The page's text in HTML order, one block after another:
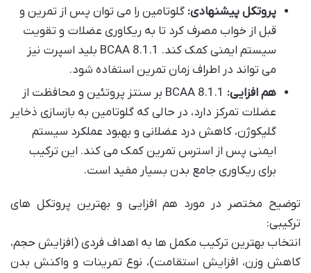
پروتکل پیشنهادی: گلوتامین را می توان پس از تمرین و
قبل از خواب مصرف کرد تا به ریکاوری عضلات و تقویت
سیستم ایمنی کمک کند. BCAA 8.1.1 بلید اسپرت نیز
می تواند در اطراف زمان تمرین استفاده شود.
هم افزایی:
BCAA 8.1.1 بر سنتز پروتئین و محافظت از
عضلات تمرکز دارد، در حالی که گلوتامین به بازسازی ذخایر
گلیکوژن، کاهش درد عضلانی و بهبود عملکرد سیستم
ایمنی پس از استرس تمرین کمک می کند. این ترکیب
برای ریکاوری جامع بدن بسیار مفید است.
توضیح مختصر در مورد هم افزایی و بهترین پروتکل های
ترکیبی:
انتخاب بهترین ترکیب مکمل ها به اهداف فردی (افزایش حجم،
کاهش وزن، افزایش استقامت)، نوع تمرینات و واکنش بدن